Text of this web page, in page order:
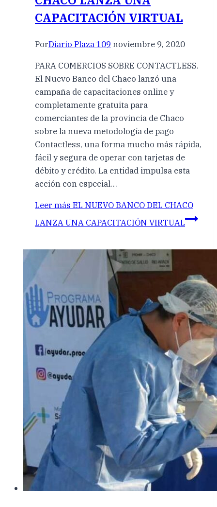
CAPACITACIÓN VIRTUAL
PorDiario Plaza 109 noviembre 9, 2020
PARA COMERCIOS SOBRE CONTACTLESS.
El Nuevo Banco del Chaco lanzó una
campaña de capacitaciones online y
completamente gratuita para
comerciantes de la provincia de Chaco
sobre la nueva metodología de pago
Contactless, una forma mucho más rápida,
fácil y segura de operar con tarjetas de
débito y crédito. La entidad impulsa esta
acción con especial…
Leer más EL NUEVO BANCO DEL CHACO
LANZA UNA CAPACITACIÓN VIRTUAL